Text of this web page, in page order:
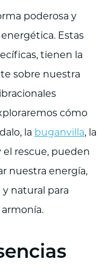
poderosa y
Estas
tienen la
sobre nuestra
cómo
la buganvilla, la
el rescue, pueden
nuestra energía,
natural para